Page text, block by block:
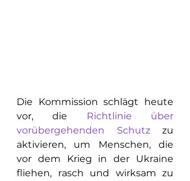
Die Kommission schlägt heute
vor, die Richtlinie über
vorübergehenden Schutz zu
aktivieren, um Menschen, die
vor dem Krieg in der Ukraine
fliehen, rasch und wirksam zu